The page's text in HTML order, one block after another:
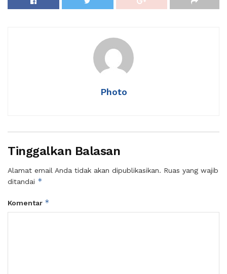
Photo
Tinggalkan Balasan
Alamat email Anda tidak akan dipublikasikan. Ruas yang wajib
ditandai *
Komentar *